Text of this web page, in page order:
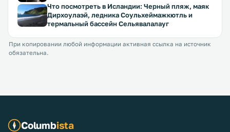
Что посмотреть в Исландии: Черный пляж, маяк
Дирхоулаэй, ледника Соульхеймажкютль и
термальный бассейн Сельявалалауг
При копировании любой информации активная ссылка на источник
обязательна.
Columbista